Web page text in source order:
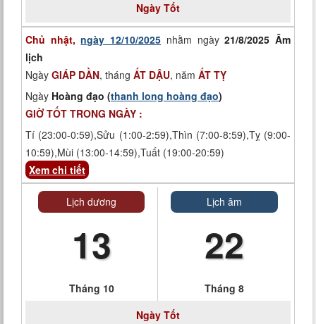
Ngày Tốt
Chủ nhật,ngày 12/10/2025 nhằm ngày21/8/2025 Âm
lịch
Ngày GIÁP DẦN, tháng ẤT DẬU, năm ẤT TỴ
Ngày Hoàng đạo (thanh long hoàng đạo)
GIỜ TỐT TRONG NGÀY :
Tí (23:00-0:59),Sửu (1:00-2:59),Thìn (7:00-8:59),Tỵ (9:00-
10:59),Mùi (13:00-14:59),Tuất (19:00-20:59)
Xem chi tiết
Lịch dương
13
Tháng 10
Lịch âm
22
Tháng 8
Ngày Tốt